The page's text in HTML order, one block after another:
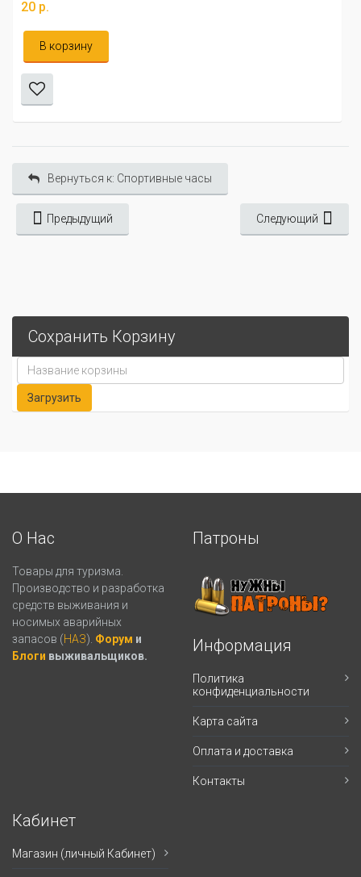
20 р.
В корзину
Вернуться к: Спортивные часы
Предыдущий Следующий
Сохранить Корзину
О Нас
Товары для туризма.
Производство и разработка
средств выживания и
носимых аварийных
запасов (НАЗ). Форум и
Блоги выживальщиков.
Патроны
Информация
Политика
конфиденциальности
Карта сайта
Оплата и доставка
Контакты
Кабинет
Магазин (личный Кабинет)